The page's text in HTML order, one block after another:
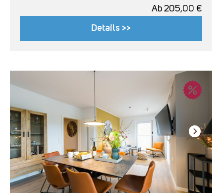
Ab 205,00 €
Details >>